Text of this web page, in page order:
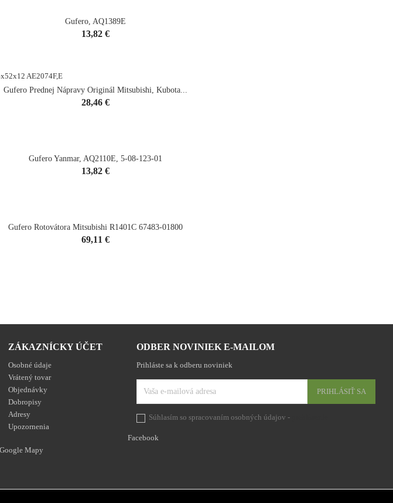
Gufero, AQ1389E
Cena
13,82 €
Gufero Prednej Nápravy Originál Mitsubishi, Kubota...
Cena
28,46 €
Gufero Yanmar, AQ2110E, 5-08-123-01
Cena
13,82 €
Gufero Rotovátora Mitsubishi R1401C 67483-01800
Cena
69,11 €
ZÁKAZNÍCKY ÚČET
Osobné údaje
Vrátený tovar
Objednávky
Dobropisy
Adresy
Upozornenia
ODBER NOVINIEK E-MAILOM
Prihláste sa k odberu noviniek
Súhlasím so spracovaním osobných údajov -
Facebook
Google Mapy